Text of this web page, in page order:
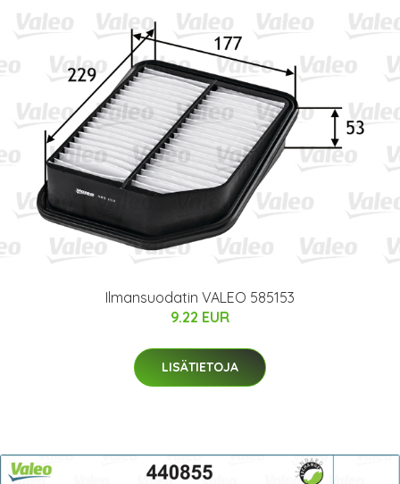
Ilmansuodatin VALEO 585153
9.22 EUR
LISÄTIETOJA